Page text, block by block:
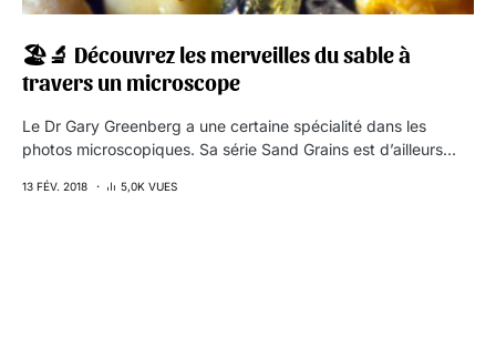
🏖🔬 Découvrez les merveilles du sable à
travers un microscope
Le Dr Gary Greenberg a une certaine spécialité dans les
photos microscopiques. Sa série Sand Grains est d’ailleurs…
13 FÉV. 2018 5,0K VUES